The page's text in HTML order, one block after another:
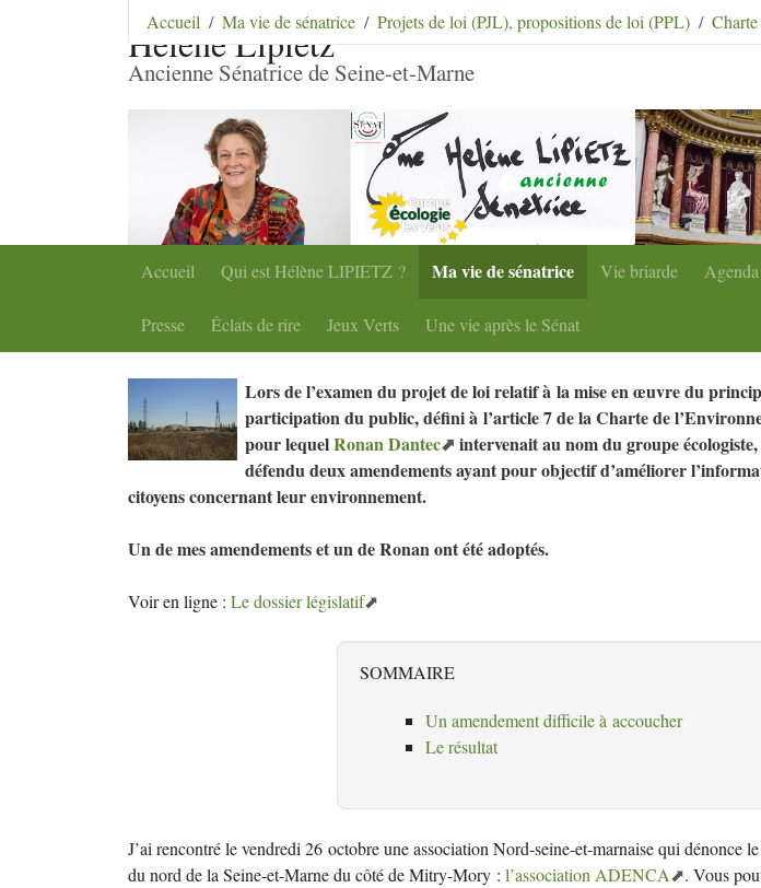
Aller au contenu Aller au menu Aller au menu secondaire Aller à la recherche
Hélène Lipietz
Ancienne Sénatrice de Seine-et-Marne
Accueil Qui est HélèneLIPIETZ ? Ma vie de sénatrice Vie briarde Agenda
Presse Éclats de rire Jeux Verts Une vie après le Sénat
Accueil Ma vie de sénatrice Projets de loi (PJL), propositions de loi (PPL)
Lors de l’examen du projet de loi relatif à la mise en œuvre du
participation du public, défini à l’article 7 de la Charte de
pour lequelRonan Dantec
intervenait au nom du groupe écologiste,
défendu deux amendements ayant pour objectif d’améliorer
citoyens concernant leur environnement.
Un de mes amendements et un de Ronan ont été adoptés.
Voir en ligne : Le dossier législatif
SOMMAIRE
Un amendement difficile à accoucher
Le résultat
J’ai rencontré le vendredi 26 octobre une association Nord-seine-et-marnaise qui dénonce le
du nord de la Seine-et-Marne du côté de Mitry-Mory : l’association ADENCA
. Vous